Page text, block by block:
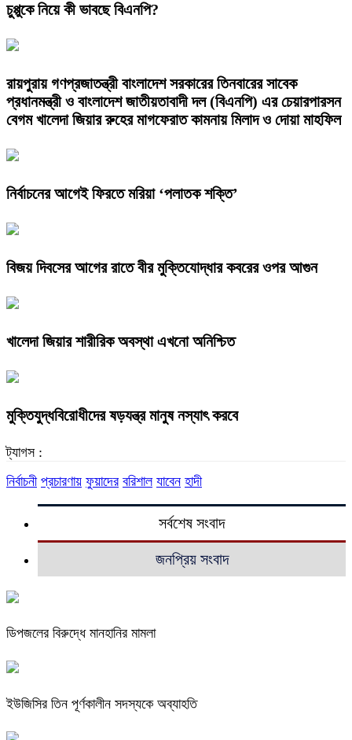
চুপ্পুকে নিয়ে কী ভাবছে বিএনপি?
রায়পুরায় গণপ্রজাতন্ত্রী বাংলাদেশ সরকারের তিনবারের সাবেক
প্রধানমন্ত্রী ও বাংলাদেশ জাতীয়তাবাদী দল (বিএনপি) এর চেয়ারপারসন
বেগম খালেদা জিয়ার রুহের মাগফেরাত কামনায় মিলাদ ও দোয়া মাহফিল
নির্বাচনের আগেই ফিরতে মরিয়া ‘পলাতক শক্তি’
বিজয় দিবসের আগের রাতে বীর মুক্তিযোদ্ধার কবরের ওপর আগুন
খালেদা জিয়ার শারীরিক অবস্থা এখনো অনিশ্চিত
মুক্তিযুদ্ধবিরোধীদের ষড়যন্ত্র মানুষ নস্যাৎ করবে
ট্যাগস :
নির্বাচনী প্রচারণায় ফুয়াদের বরিশাল যাবেন হাদী
সর্বশেষ সংবাদ
জনপ্রিয় সংবাদ
ডিপজলের বিরুদ্ধে মানহানির মামলা
ইউজিসির তিন পূর্ণকালীন সদস্যকে অব্যাহতি